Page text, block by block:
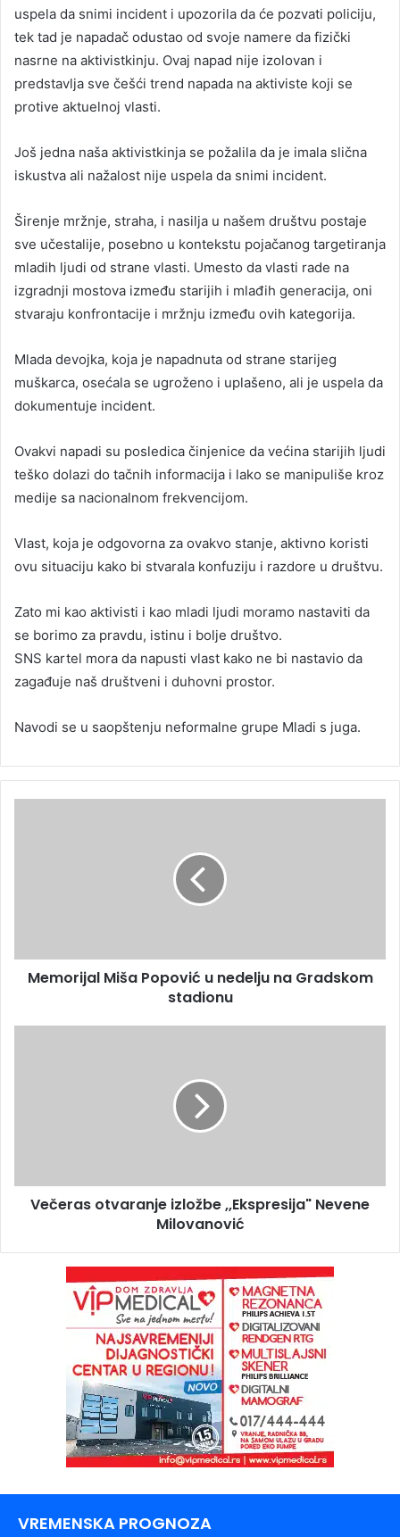
uspela da snimi incident i upozorila da će pozvati policiju,
tek tad je napadač odustao od svoje namere da fizički
nasrne na aktivistkinju. Ovaj napad nije izolovan i
predstavlja sve češći trend napada na aktiviste koji se
protive aktuelnoj vlasti.
Još jedna naša aktivistkinja se požalila da je imala slična
iskustva ali nažalost nije uspela da snimi incident.
Širenje mržnje, straha, i nasilja u našem društvu postaje
sve učestalije, posebno u kontekstu pojačanog targetiranja
mladih ljudi od strane vlasti. Umesto da vlasti rade na
izgradnji mostova između starijih i mlađih generacija, oni
stvaraju konfrontacije i mržnju između ovih kategorija.
Mlada devojka, koja je napadnuta od strane starijeg
muškarca, osećala se ugroženo i uplašeno, ali je uspela da
dokumentuje incident.
Ovakvi napadi su posledica činjenice da većina starijih ljudi
teško dolazi do tačnih informacija i lako se manipuliše kroz
medije sa nacionalnom frekvencijom.
Vlast, koja je odgovorna za ovakvo stanje, aktivno koristi
ovu situaciju kako bi stvarala konfuziju i razdore u društvu.
Zato mi kao aktivisti i kao mladi ljudi moramo nastaviti da
se borimo za pravdu, istinu i bolje društvo.
SNS kartel mora da napusti vlast kako ne bi nastavio da
zagađuje naš društveni i duhovni prostor.
Navodi se u saopštenju neformalne grupe Mladi s juga.
Memorijal Miša Popović u nedelju na Gradskom
stadionu
Večeras otvaranje izložbe ,,Ekspresija" Nevene
Milovanović
VREMENSKA PROGNOZA